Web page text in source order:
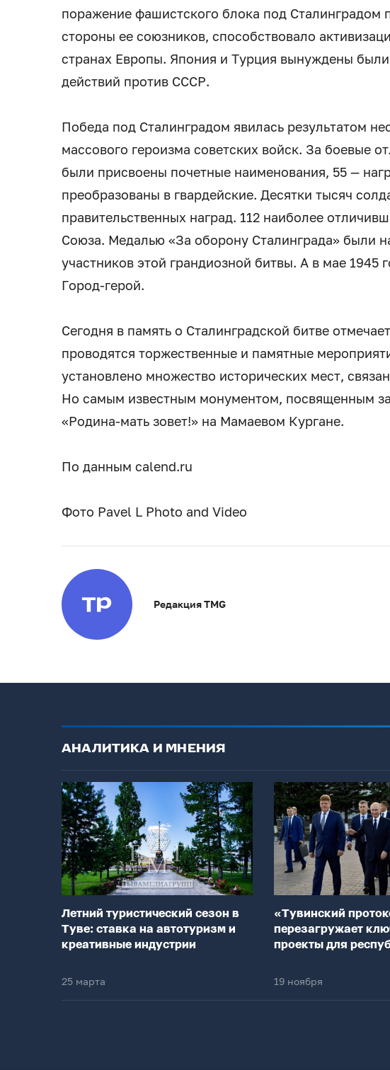
поражение фашистского блока под Сталинградом
стороны ее союзников, способствовало
странах Европы. Япония и Турция вынуждены были
действий против СССР.
Победа под Сталинградом явилась результатом
массового героизма советских войск. За боевые
были присвоены почетные наименования, 55 —
преобразованы в гвардейские. Десятки тысяч
правительственных наград. 112 наиболее
Союза. Медалью «За оборону Сталинграда» были
участников этой грандиозной битвы. А в мае 1945
Город-герой.
Сегодня в память о Сталинградской битве
проводятся торжественные и памятные
установлено множество исторических мест,
Но самым известным монументом, посвященным
«Родина-мать зовет!» на Мамаевом Кургане.
По данным calend.ru
Фото Pavel L Photo and Video
Редакция TMG
АНАЛИТИКА И МНЕНИЯ
Летний туристический сезон в
Туве: ставка на автотуризм и
креативные индустрии
25 марта
«Тувинский
перезагружает
проекты для
19 ноября